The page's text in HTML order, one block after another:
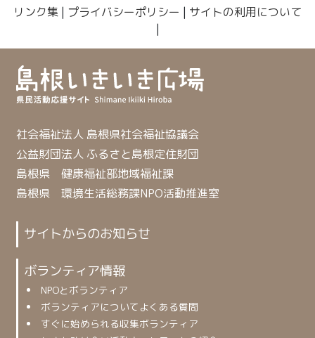
リンク集 | プライバシーポリシー | サイトの利用について
|
社会福祉法人 島根県社会福祉協議会
公益財団法人 ふるさと島根定住財団
島根県 健康福祉部地域福祉課
島根県 環境生活総務課NPO活動推進室
サイトからのお知らせ
ボランティア情報
NPOとボランティア
ボランティアについてよくある質問
すぐに始められる収集ボランティア